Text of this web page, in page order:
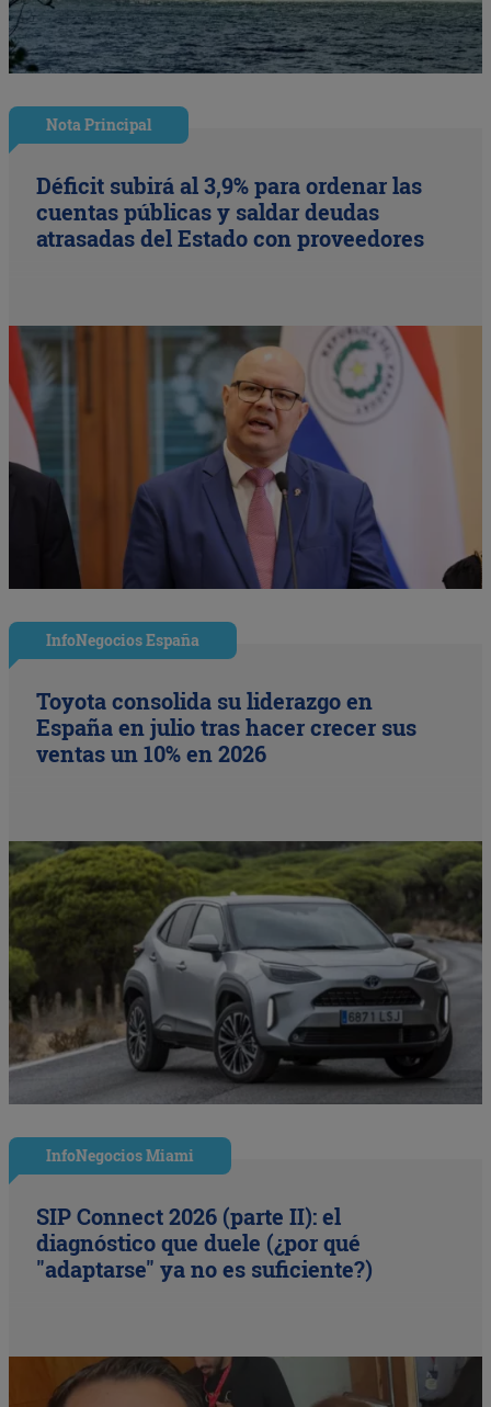
Nota Principal
Déficit subirá al 3,9% para ordenar las
cuentas públicas y saldar deudas
atrasadas del Estado con proveedores
InfoNegocios España
Toyota consolida su liderazgo en
España en julio tras hacer crecer sus
ventas un 10% en 2026
InfoNegocios Miami
SIP Connect 2026 (parte II): el
diagnóstico que duele (¿por qué
"adaptarse" ya no es suficiente?)